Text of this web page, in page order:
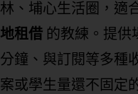
林、埔心生活圈，適
地租借 的教練。提供
分鐘、與訂閱等多種
案或學生量還不固定